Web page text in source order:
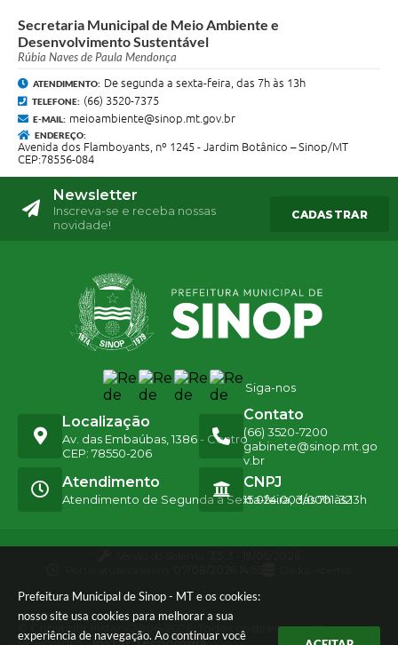
Prefeitura Municipal de Sinop - MT e os cookies:
nosso site usa cookies para melhorar a sua
experiência de navegação. Ao continuar você
Secretaria Municipal de Meio Ambiente e
Desenvolvimento Sustentável
Rúbia Naves de Paula Mendonça
ATENDIMENTO: De segunda a sexta-feira, das 7h às 13h
TELEFONE: (66) 3520-7375
E-MAIL: meioambiente@sinop.mt.gov.br
ENDEREÇO:
Avenida dos Flamboyants, nº 1245 - Jardim Botânico – Sinop/MT
CEP:78556-084
Newsletter
Inscreva-se e receba nossas
novidade!
CADASTRAR
Siga-nos
Localização
Av. das Embaúbas, 1386 - Centro
CEP: 78550-206
Contato
(66) 3520-7200
gabinete@sinop.mt.go
v.br
Atendimento
Atendimento de Segunda a Sexta-feira, das 7h às 13h
CNPJ
15.024.003/0001-32
© Copyright Instar - 2006-2026. Todos os direitos